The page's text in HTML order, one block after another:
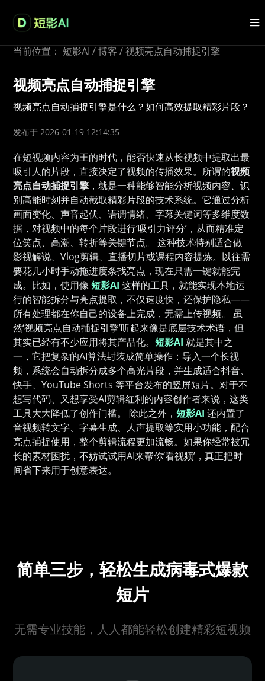
当前位置： 短影AI / 博客 / 视频亮点自动捕捉引擎
视频亮点自动捕捉引擎
视频亮点自动捕捉引擎是什么？如何高效提取精彩片段？
发布于 2026-01-19 12:14:35
在短视频内容为王的时代，能否快速从长视频中提取出最
吸引人的片段，直接决定了视频的传播效果。所谓的视频
亮点自动捕捉引擎 ，就是一种能够智能分析视频内容、识
别高能时刻并自动截取精彩片段的技术系统。它通过分析
画面变化、声音起伏、语调情绪、字幕关键词等多维度数
据，对视频中的每个片段进行‘吸引力评分’，从而精准定
位笑点、高潮、转折等关键节点。 这种技术特别适合做
影视解说、Vlog剪辑、直播切片或课程内容提炼。以往需
要花几小时手动拖进度条找亮点，现在只需一键就能完
成。比如，使用像短影AI 这样的工具，就能实现本地运
行的智能拆分与亮点提取，不仅速度快，还保护隐私——
所有处理都在你自己的设备上完成，无需上传视频。 虽
然‘视频亮点自动捕捉引擎’听起来像是底层技术术语，但
其实已经有不少应用将其产品化。短影AI 就是其中之
一，它把复杂的AI算法封装成简单操作：导入一个长视
频，系统会自动拆分成多个高光片段，并生成适合抖音、
快手、YouTube Shorts 等平台发布的竖屏短片。对于不
想写代码、又想享受AI剪辑红利的内容创作者来说，这类
工具大大降低了创作门槛。 除此之外，短影AI 还内置了
音视频转文字、字幕生成、人声提取等实用小功能，配合
亮点捕捉使用，整个剪辑流程更加流畅。如果你经常被冗
长的素材困扰，不妨试试用AI来帮你‘看视频’，真正把时
间省下来用于创意表达。
简单三步，轻松生成病毒式爆款
短片
无需专业技能，人人都能轻松创建精彩短视频